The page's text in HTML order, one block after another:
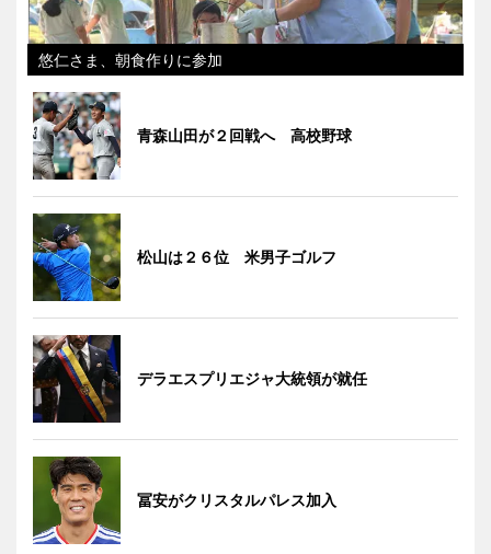
悠仁さま、朝食作りに参加
青森山田が２回戦へ 高校野球
松山は２６位 米男子ゴルフ
デラエスプリエジャ大統領が就任
冨安がクリスタルパレス加入